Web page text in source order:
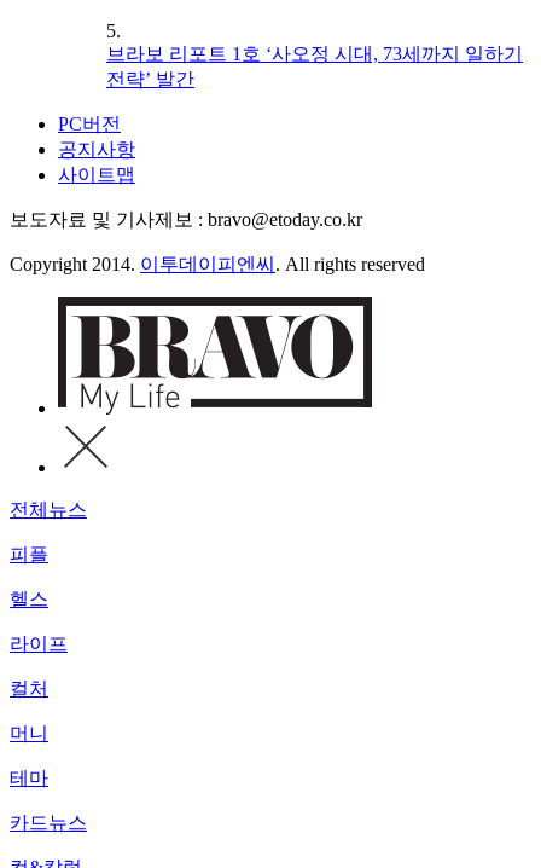
5.
브라보 리포트 1호 ‘사오정 시대, 73세까지 일하기
전략’ 발간
PC버전
공지사항
사이트맵
보도자료 및 기사제보 : bravo@etoday.co.kr
Copyright 2014. 이투데이피엔씨 . All rights reserved
전체뉴스
피플
헬스
라이프
컬처
머니
테마
카드뉴스